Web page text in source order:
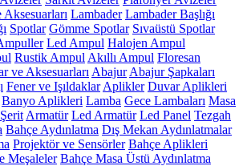
Lambader Lambader Başlığı
Spotlar Gömme Spotlar Sıvaüstü Spotlar
Led Ampul Halojen Ampul
Rustik Ampul Akıllı Ampul Floresan
ve Aksesuarları Abajur Abajur Şapkaları
Fener ve Işıldaklar Aplikler Duvar Aplikleri
Banyo Aplikleri Lamba Gece Lambaları Masa
Armatür Led Armatür Led Panel Tezgah
Bahçe Aydınlatma Dış Mekan Aydınlatmalar
Projektör ve Sensörler Bahçe Aplikleri
Meşaleler Bahçe Masa Üstü Aydınlatma